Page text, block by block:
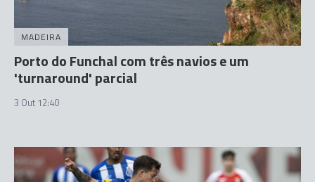
MADEIRA
Porto do Funchal com três navios e um
'turnaround' parcial
3 Out 12:40